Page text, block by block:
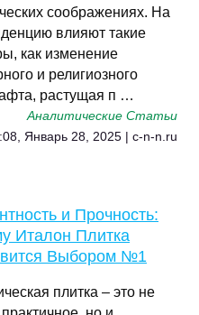
соображениях. На
влияют такие
как изменение
и религиозного
растущая п …
Аналитические Статьи
Январь 28, 2025 | c-n-n.ru
и Прочность:
Италон Плитка
Выбором №1
плитка – это не